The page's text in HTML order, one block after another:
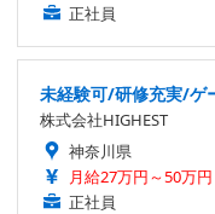
正社員
未経験可/研修充実/ゲ
株式会社HIGHEST
神奈川県
月給27万円～50万円
正社員